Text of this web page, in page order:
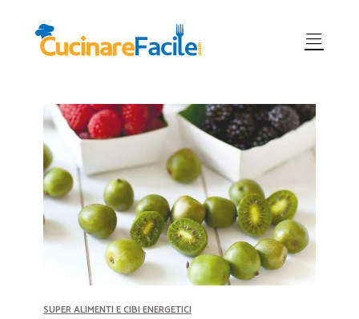
SUPER ALIMENTI E CIBI ENERGETICI